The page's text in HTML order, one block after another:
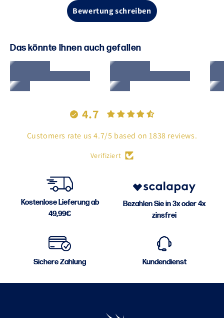
Bewertung schreiben
Das könnte Ihnen auch gefallen
4.7
Customers rate us 4.7/5 based on 1838 reviews.
Verifiziert
Kostenlose Lieferung ab
49,99€
Bezahlen Sie in 3x oder 4x
zinsfrei
Sichere Zahlung Kundendienst